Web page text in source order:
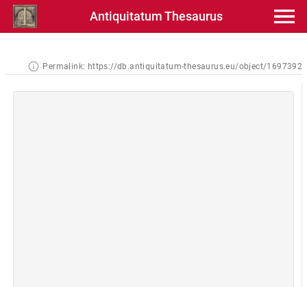
Antiquitatum Thesaurus
Permalink: https://db.antiquitatum-thesaurus.eu/object/1697392